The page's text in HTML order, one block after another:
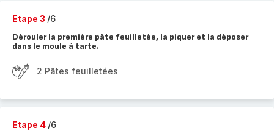
Etape 3 /6
Dérouler la première pâte feuilletée, la piquer et la déposer
dans le moule à tarte.
2 Pâtes feuilletées
Etape 4 /6